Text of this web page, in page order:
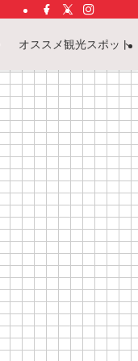
オススメ観光スポット